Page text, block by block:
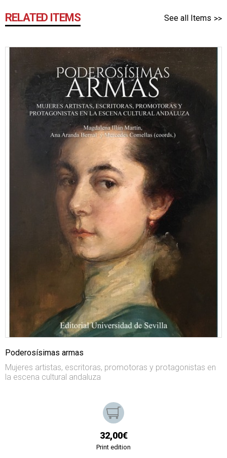
RELATED ITEMS See all Items
Poderosísimas armas
Mujeres artistas, escritoras, promotoras y protagonistas en
la escena cultural andaluza
32,00€
Print edition